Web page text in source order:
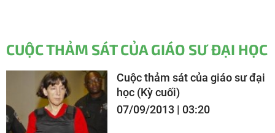
CUỘC THẢM SÁT CỦA GIÁO SƯ ĐẠI HỌC
Cuộc thảm sát của giáo sư đại
học (Kỳ cuối)
07/09/2013 | 03:20